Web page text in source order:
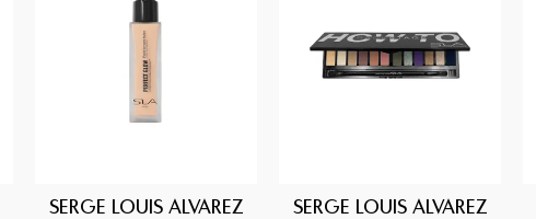
SERGE LOUIS ALVAREZ SERGE LOUIS ALVAREZ